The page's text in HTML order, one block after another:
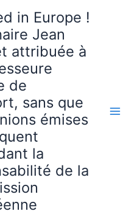
in Europe !
Jean
attribuée à
de
sans que
émises
la
de la